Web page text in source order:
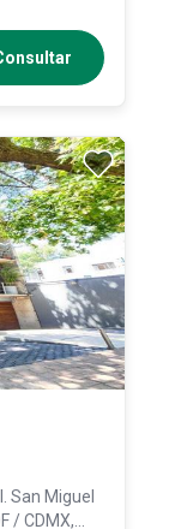
San Miguel
/ CDMX,